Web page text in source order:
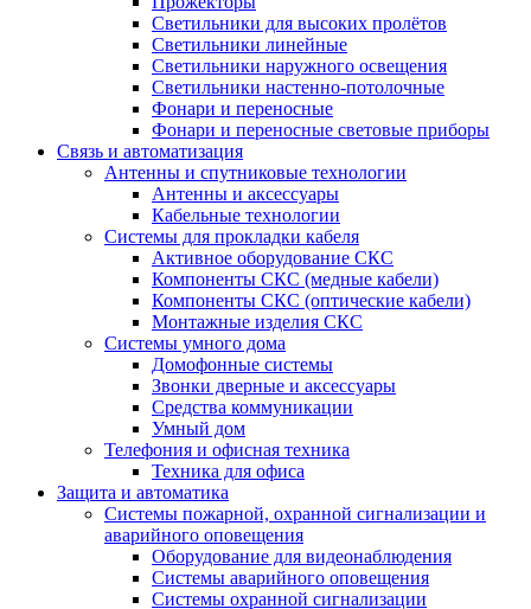
Светильники для высоких пролётов
Светильники линейные
Светильники наружного освещения
Светильники настенно-потолочные
Фонари и переносные
Фонари и переносные световые приборы
Связь и автоматизация
Антенны и спутниковые технологии
Антенны и аксессуары
Кабельные технологии
Системы для прокладки кабеля
Активное оборудование СКС
Компоненты СКС (медные кабели)
Компоненты СКС (оптические кабели)
Монтажные изделия СКС
Системы умного дома
Домофонные системы
Звонки дверные и аксессуары
Средства коммуникации
Умный дом
Телефония и офисная техника
Техника для офиса
Защита и автоматика
Системы пожарной, охранной сигнализации и
аварийного оповещения
Оборудование для видеонаблюдения
Системы аварийного оповещения
Системы охранной сигнализации